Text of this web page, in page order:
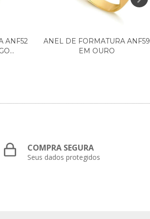
ANF52
ANEL DE FORMATURA ANF59
EM OURO
COMPRA SEGURA
Seus dados protegidos